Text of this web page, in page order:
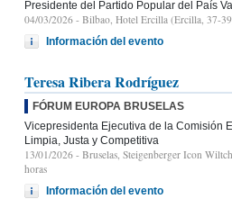
Presidente del Partido Popular del País
04/03/2026 - Bilbao, Hotel Ercilla (Ercilla, 37-
Información del evento
Teresa Ribera Rodríguez
FÓRUM EUROPA BRUSELAS
Vicepresidenta Ejecutiva de la Comisión
Limpia, Justa y Competitiva
13/01/2026 - Bruselas, Steigenberger Icon
horas
Información del evento